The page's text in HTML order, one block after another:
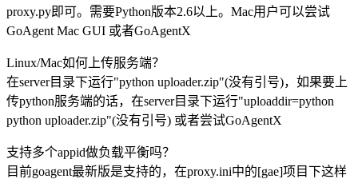
proxy.py即可。需要Python版本2.6以上。Mac用户可以尝试
GoAgent Mac GUI 或者GoAgentX
Linux/Mac如何上传服务端？
在server目录下运行"python uploader.zip"(没有引号)，如果要上
传python服务端的话，在server目录下运行"uploaddir=python
python uploader.zip"(没有引号) 或者尝试GoAgentX
支持多个appid做负载平衡吗？
目前goagent最新版是支持的，在proxy.ini中的[gae]项目下这样